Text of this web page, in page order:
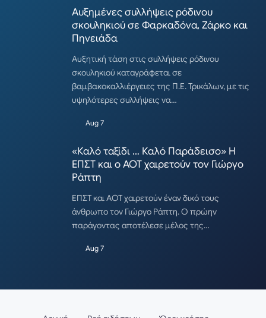
Αυξημένες συλλήψεις ρόδινου
σκουληκιού σε Φαρκαδόνα, Ζάρκο και
Πηνειάδα
Αυξητική τάση στις συλλήψεις ρόδινου
σκουληκιού καταγράφεται σε
βαμβακοκαλλιέργειες της Π.Ε. Τρικάλων, με τις
υψηλότερες συλλήψεις να…
Aug 7
«Καλό ταξίδι … Καλό Παράδεισο» Η
ΕΠΣΤ και ο ΑΟΤ χαιρετούν τον Γιώργο
Ράπτη
ΕΠΣΤ και ΑΟΤ χαιρετούν έναν δικό τους
άνθρωπο τον Γιώργο Ράπτη. Ο πρώην
παράγοντας αποτέλεσε μέλος της…
Aug 7